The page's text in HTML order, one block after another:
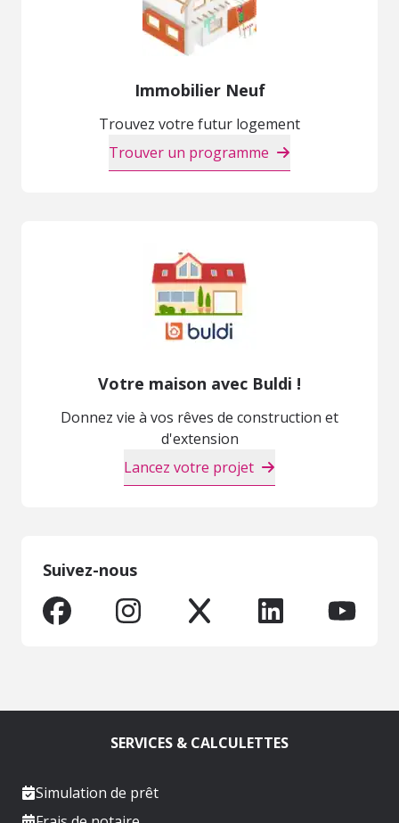
Immobilier Neuf
Trouvez votre futur logement
Trouver un programme
Votre maison avec Buldi !
Donnez vie à vos rêves de construction et
d'extension
Lancez votre projet
Suivez-nous
SERVICES & CALCULETTES
Simulation de prêt